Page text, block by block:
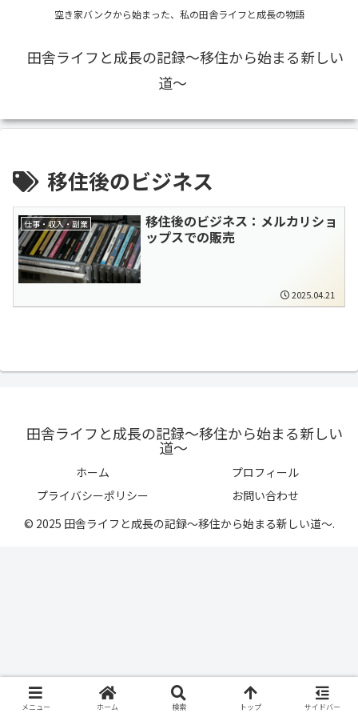
空き家バンクから始まった、私の田舎ライフと成長の物語
田舎ライフと成長の記録〜移住から始まる新しい
道〜
移住後のビジネス
仕事・収入・副業
移住後のビジネス：メルカリショ
ップスでの販売
2025.04.21
田舎ライフと成長の記録〜移住から始まる新しい
道〜
ホーム
プロフィール
プライバシーポリシー
お問い合わせ
© 2025 田舎ライフと成長の記録〜移住から始まる新しい道〜.
メニュー ホーム 検索 トップ サイドバー